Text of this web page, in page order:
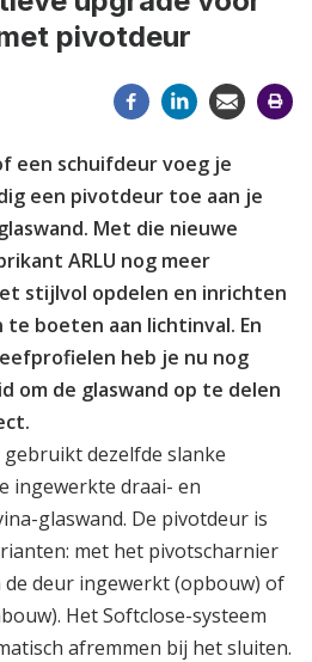
pivotdeur
een schuifdeur voeg je
een pivotdeur toe aan je
Met die nieuwe
ARLU nog meer
stijlvol opdelen en inrichten
boeten aan lichtinval. En
heb je nu nog
om de glaswand op te delen
dezelfde slanke
ingewerkte draai- en
glaswand. De pivotdeur is
met het pivotscharnier
deur ingewerkt (opbouw) of
Het Softclose-systeem
afremmen bij het sluiten.